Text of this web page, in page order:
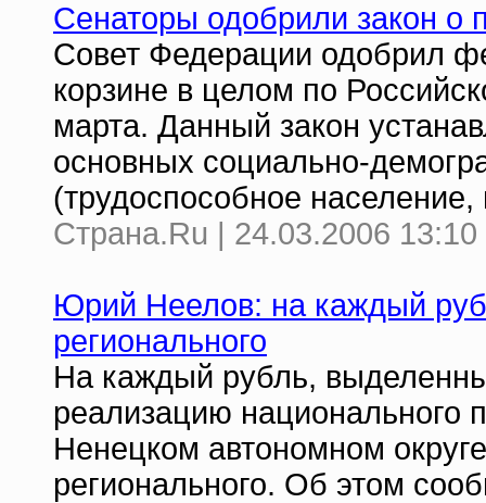
Сенаторы одобрили закон о
Cовет Федерации одобрил
корзине в целом по
марта. Данный закон
основных социально-
(трудоспособное
Страна.Ru | 24.03.2006 13:10
Юрий Неелов: на каждый
регионального
На каждый рубль,
реализацию национального
Ненецком автономном
регионального. Об этом